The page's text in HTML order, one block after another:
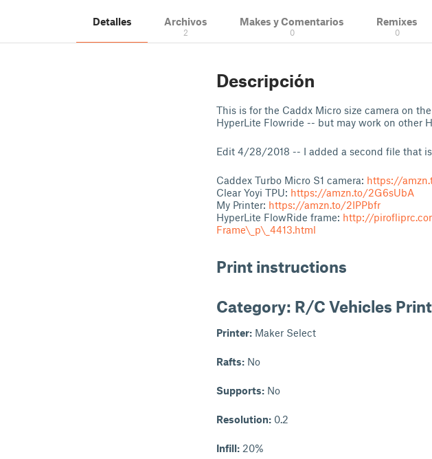
Detalles Archivos
2
Makes y Comentarios
0
Remixes
0
Descripción
This is for the Caddx Micro size camera on
HyperLite Flowride -- but may work on other
Edit 4/28/2018 -- I added a second file that
Caddex Turbo Micro S1 camera: https://
Clear Yoyi TPU: https://amzn.to/2G6sUbA
My Printer: https://amzn.to/2IPPbfr
HyperLite FlowRide frame: http://
Frame\_p\_4413.html
Print instructions
Category: R/C Vehicles
Printer: Maker Select
Rafts: No
Supports: No
Resolution: 0.2
Infill: 20%